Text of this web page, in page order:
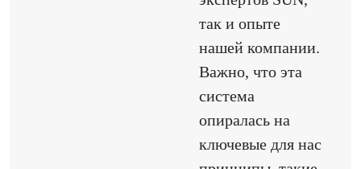
так и опыте
нашей компании.
Важно, что эта
система
опиралась на
ключевые для нас